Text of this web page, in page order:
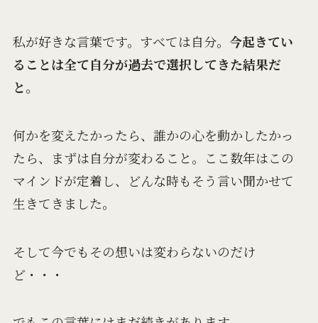
私が好きな言葉です。 すべては自分。 今起きてい
ることは全て自分が過去で選択してきた結果だ
と。
何かを変えたかったら、 誰かの心を動かしたかっ
たら、
まずは自分が変わること。 ここ数年はこの
マインドが定着し、
どんな時もそう言い聞かせて
生きてきました。
そして今でもその想いは変わらないのだけ
ど・・・